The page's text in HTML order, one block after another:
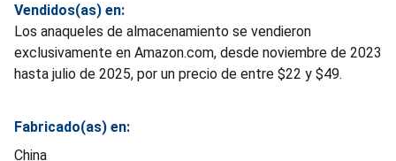
Vendidos(as) en:
Los anaqueles de almacenamiento se vendieron
exclusivamente en Amazon.com, desde noviembre de 2023
hasta julio de 2025, por un precio de entre $22 y $49.
Fabricado(as) en:
China